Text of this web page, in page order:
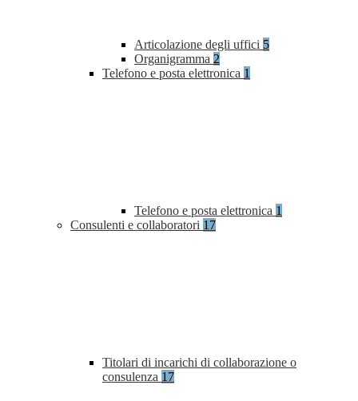
Articolazione degli uffici 5
Organigramma 2
Telefono e posta elettronica 1
Telefono e posta elettronica 1
Consulenti e collaboratori 17
Titolari di incarichi di collaborazione o
consulenza 17